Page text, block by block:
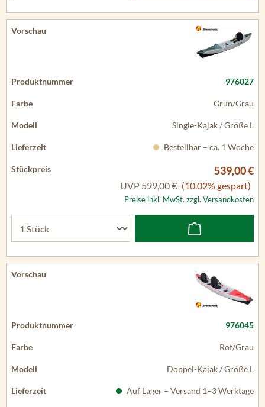
976027
Grün/Grau
Single-Kajak / Größe L
Bestellbar – ca. 1 Woche
539,00 €
UVP 599,00 € (10.02% gespart)
Preise inkl. MwSt. zzgl. Versandkosten
976045
Rot/Grau
Doppel-Kajak / Größe L
Auf Lager – Versand 1–3 Werktage